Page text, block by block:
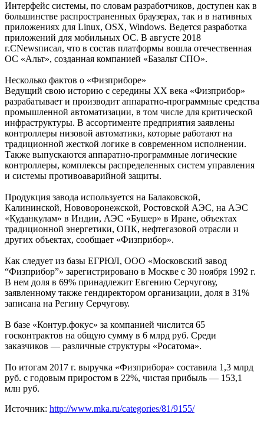
Интерфейс системы, по словам разработчиков, доступен как в
большинстве распространенных браузерах, так и в нативных
приложениях для Linux, OSX, Windows. Ведется разработка
приложений для мобильных ОС. В августе 2018
г.CNewsписал, что в состав платформы вошла отечественная
ОС «Альт», созданная компанией «Базальт СПО».
Несколько фактов о «Физприборе»
Ведущий свою историю с середины XX века «Физприбор»
разрабатывает и производит аппаратно-программные средства
промышленной автоматизации, в том числе для критической
инфраструктуры. В ассортименте предприятия заявлены
контроллеры низовой автоматики, которые работают на
традиционной жесткой логике в современном исполнении.
Также выпускаются аппаратно-программные логические
контроллеры, комплексы распределенных систем управления
и системы противоаварийной защиты.
Продукция завода используется на Балаковской,
Калининской, Нововоронежской, Ростовской АЭС, на АЭС
«Куданкулам» в Индии, АЭС «Бушер» в Иране, объектах
традиционной энергетики, ОПК, нефтегазовой отрасли и
других объектах, сообщает «Физприбор».
Как следует из базы ЕГРЮЛ, ООО «Московский завод
“Физприбор”» зарегистрировано в Москве с 30 ноября 1992 г.
В нем доля в 69% принадлежит Евгению Серчугову,
заявленному также гендиректором организации, доля в 31%
записана на Регину Серчугову.
В базе «Контур.фокус» за компанией числится 65
госконтрактов на общую сумму в 6 млрд руб. Среди
заказчиков — различные структуры «Росатома».
По итогам 2017 г. выручка «Физприбора» составила 1,3 млрд
руб. с годовым приростом в 22%, чистая прибыль — 153,1
млн руб.
Источник: http://www.mka.ru/categories/81/9155/